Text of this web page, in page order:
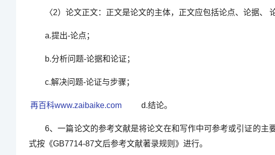
〈2）论文正文：正文是论文的主体，正文应包括论点、论据、
a.提出-论点；
b.分析问题-论据和论证；
c.解决问题-论证与步骤；
再百科www.zaibaike.com d.结论。
6、一篇论文的参考文献是将论文在和写作中可参考或引证的主
式按《GB7714-87文后参考文献著录规则》进行。